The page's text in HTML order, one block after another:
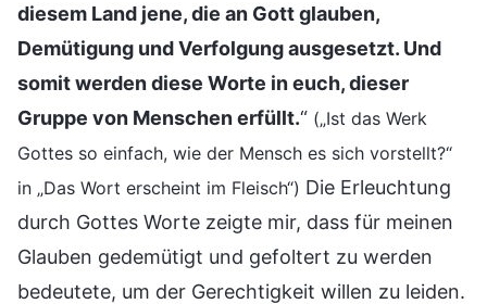
diesem Land jene, die an Gott glauben,
Demütigung und Verfolgung ausgesetzt. Und
somit werden diese Worte in euch, dieser
Gruppe von Menschen erfüllt.“ („Ist das Werk
Gottes so einfach, wie der Mensch es sich vorstellt?“
in „Das Wort erscheint im Fleisch“) Die Erleuchtung
durch Gottes Worte zeigte mir, dass für meinen
Glauben gedemütigt und gefoltert zu werden
bedeutete, um der Gerechtigkeit willen zu leiden.